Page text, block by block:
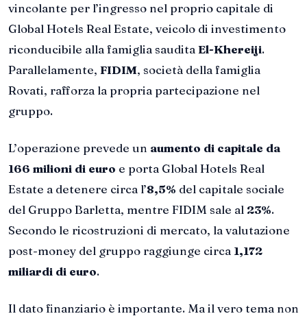
vincolante per l’ingresso nel proprio capitale di
Global Hotels Real Estate, veicolo di investimento
riconducibile alla famiglia sauditaEl-Khereiji.
Parallelamente, FIDIM, società della famiglia
Rovati, rafforza la propria partecipazione nel
gruppo.
L’operazione prevede un aumento di capitale da
166 milioni di euro e porta Global Hotels Real
Estate a detenere circa l’8,5% del capitale sociale
del Gruppo Barletta, mentre FIDIM sale al 23%.
Secondo le ricostruzioni di mercato, la valutazione
post-money del gruppo raggiunge circa 1,172
miliardi di euro.
Il dato finanziario è importante. Ma il vero tema non